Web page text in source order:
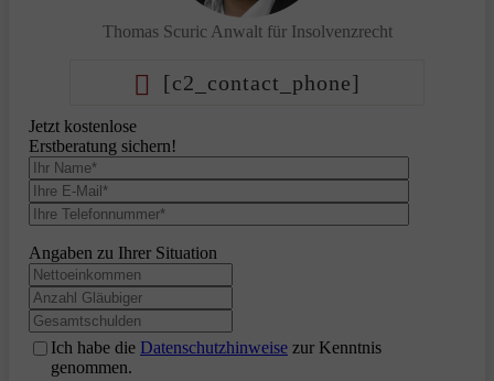
Thomas Scuric Anwalt für Insolvenzrecht
[c2_contact_phone]
Jetzt kostenlose
Erstberatung sichern!
Angaben zu Ihrer Situation
Ich habe die Datenschutzhinweise zur Kenntnis
genommen.